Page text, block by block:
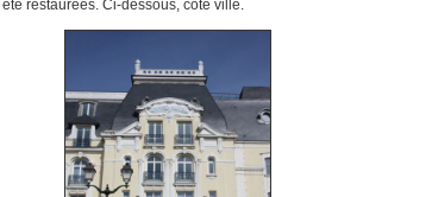
restaurées. Ci-dessous, côté ville.